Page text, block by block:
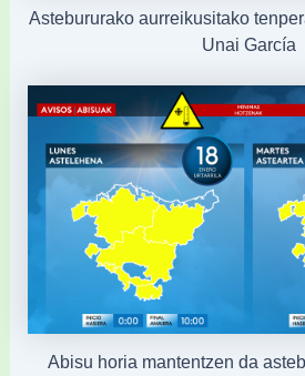
Astebururako aurreikusitako
Unai García
Abisu horia mantentzen da